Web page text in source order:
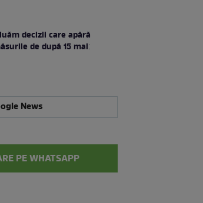
decizii care apără
de după 15 mai:
News
PE WHATSAPP